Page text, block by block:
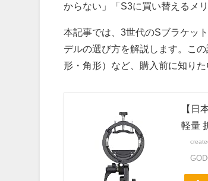
からない」「S3に買い替えるメ
本記事では、3世代のSブラケッ
デルの選び方を解説します。こ
形・角形）など、購入前に知り
【日
軽量